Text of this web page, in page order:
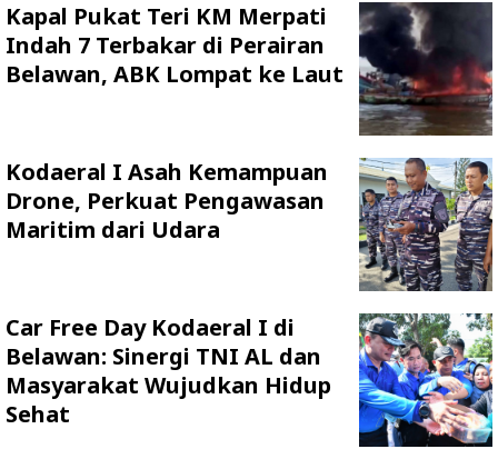
Kapal Pukat Teri KM Merpati
Indah 7 Terbakar di Perairan
Belawan, ABK Lompat ke Laut
Kodaeral I Asah Kemampuan
Drone, Perkuat Pengawasan
Maritim dari Udara
Car Free Day Kodaeral I di
Belawan: Sinergi TNI AL dan
Masyarakat Wujudkan Hidup
Sehat